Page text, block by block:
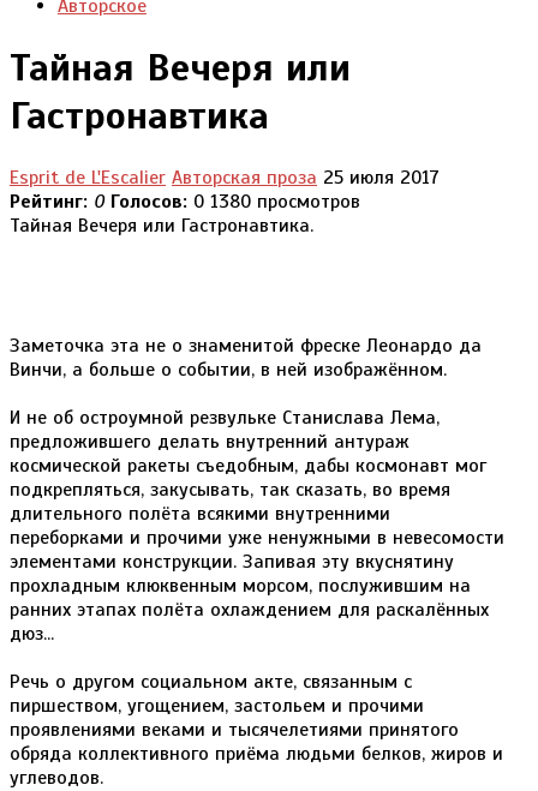
Авторское
Тайная Вечеря или
Гастронавтика
Esprit de L'Escalier Авторская проза 25 июля 2017
Рейтинг: 0 Голосов: 0 1380 просмотров
Тайная Вечеря или Гастронавтика.
Заметочка эта не о знаменитой фреске Леонардо да
Винчи, а больше о событии, в ней изображённом.
И не об остроумной резвульке Станислава Лема,
предложившего делать внутренний антураж
космической ракеты съедобным, дабы космонавт мог
подкрепляться, закусывать, так сказать, во время
длительного полёта всякими внутренними
переборками и прочими уже ненужными в невесомости
элементами конструкции. Запивая эту вкуснятину
прохладным клюквенным морсом, послужившим на
ранних этапах полёта охлаждением для раскалённых
дюз...
Речь о другом социальном акте, связанным с
пиршеством, угощением, застольем и прочими
проявлениями веками и тысячелетиями принятого
обряда коллективного приёма людьми белков, жиров и
углеводов.